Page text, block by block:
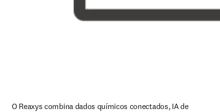
O Reaxys combina dados químicos conectados, IA de